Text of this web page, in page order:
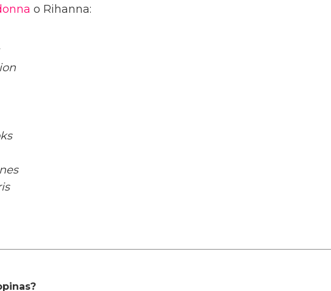
o Rihanna: